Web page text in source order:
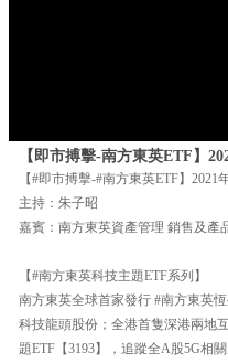
【即市搏擊-南方東英ETF】
【#即市搏擊-#南方東英ETF】2021
主持：朱子昭
嘉賓：南方東英資產管理 銷售及產
【#南方東英科技主題ETF系列】
南方東英全球首家發行 #南方東英
科技龍頭股份；全港首隻深港兩地
題ETF【3193】，追蹤全A股5G相